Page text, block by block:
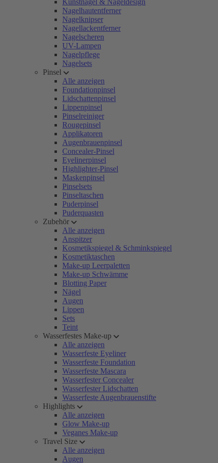
Kunstnägel & Nageldesign
Nagelhautentferner
Nagelknipser
Nagellackentferner
Nagelscheren
UV-Lampen
Nagelpflege
Nagelsets
Pinsel
Alle anzeigen
Foundationpinsel
Lidschattenpinsel
Lippenpinsel
Pinselreiniger
Rougepinsel
Applikatoren
Augenbrauenpinsel
Concealer-Pinsel
Eyelinerpinsel
Highlighter-Pinsel
Maskenpinsel
Pinselsets
Pinseltaschen
Puderpinsel
Puderquasten
Zubehör
Alle anzeigen
Anspitzer
Kosmetikspiegel & Schminkspiegel
Kosmetiktaschen
Make-up Leerpaletten
Make-up Schwämme
Blotting Paper
Nägel
Augen
Lippen
Sets
Teint
Wasserfestes Make-up
Alle anzeigen
Wasserfeste Eyeliner
Wasserfeste Foundation
Wasserfeste Mascara
Wasserfester Concealer
Wasserfester Lidschatten
Wasserfeste Augenbrauenstifte
Highlights
Alle anzeigen
Glow Make-up
Veganes Make-up
Travel Size
Alle anzeigen
Augen